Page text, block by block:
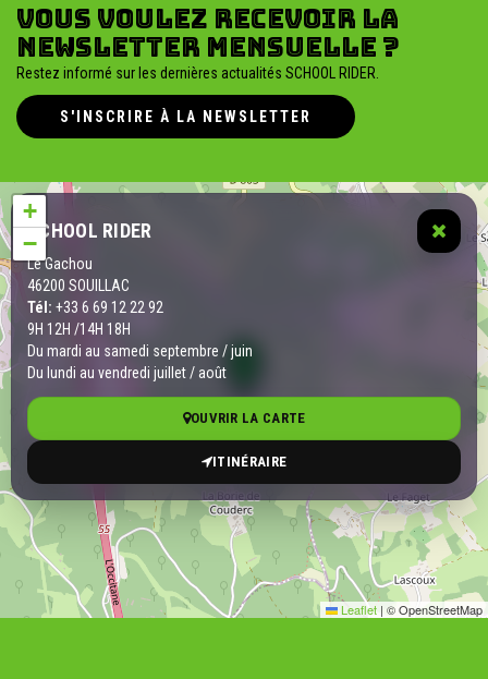
Vous voulez recevoir la
newsletter mensuelle ?
Restez informé sur les dernières actualités SCHOOL RIDER.
S'INSCRIRE À LA NEWSLETTER
SCHOOL RIDER
Le Gachou
46200 SOUILLAC
Tél: +33 6 69 12 22 92
9H 12H /14H 18H
Du mardi au samedi septembre / juin
Du lundi au vendredi juillet / août
OUVRIR LA CARTE
ITINÉRAIRE
+
−
Leaflet | © OpenStreetMap